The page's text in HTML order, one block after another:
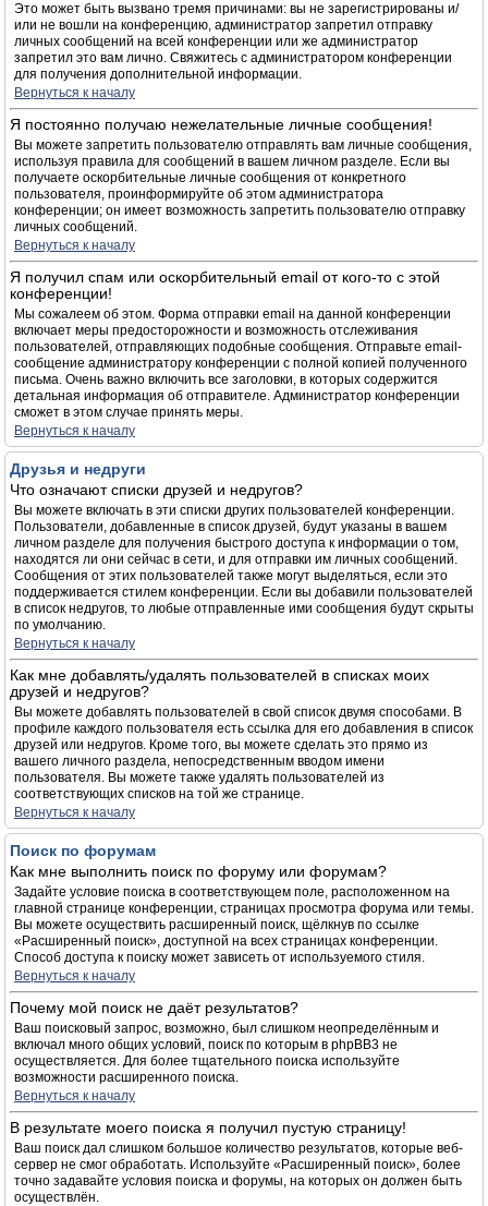
Это может быть вызвано тремя причинами: вы не зарегистрированы и/
или не вошли на конференцию, администратор запретил отправку
личных сообщений на всей конференции или же администратор
запретил это вам лично. Свяжитесь с администратором конференции
для получения дополнительной информации.
Вернуться к началу
Я постоянно получаю нежелательные личные сообщения!
Вы можете запретить пользователю отправлять вам личные сообщения,
используя правила для сообщений в вашем личном разделе. Если вы
получаете оскорбительные личные сообщения от конкретного
пользователя, проинформируйте об этом администратора
конференции; он имеет возможность запретить пользователю отправку
личных сообщений.
Вернуться к началу
Я получил спам или оскорбительный email от кого-то с этой
конференции!
Мы сожалеем об этом. Форма отправки email на данной конференции
включает меры предосторожности и возможность отслеживания
пользователей, отправляющих подобные сообщения. Отправьте email-
сообщение администратору конференции с полной копией полученного
письма. Очень важно включить все заголовки, в которых содержится
детальная информация об отправителе. Администратор конференции
сможет в этом случае принять меры.
Вернуться к началу
Друзья и недруги
Что означают списки друзей и недругов?
Вы можете включать в эти списки других пользователей конференции.
Пользователи, добавленные в список друзей, будут указаны в вашем
личном разделе для получения быстрого доступа к информации о том,
находятся ли они сейчас в сети, и для отправки им личных сообщений.
Сообщения от этих пользователей также могут выделяться, если это
поддерживается стилем конференции. Если вы добавили пользователей
в список недругов, то любые отправленные ими сообщения будут скрыты
по умолчанию.
Вернуться к началу
Как мне добавлять/удалять пользователей в списках моих
друзей и недругов?
Вы можете добавлять пользователей в свой список двумя способами. В
профиле каждого пользователя есть ссылка для его добавления в список
друзей или недругов. Кроме того, вы можете сделать это прямо из
вашего личного раздела, непосредственным вводом имени
пользователя. Вы можете также удалять пользователей из
соответствующих списков на той же странице.
Вернуться к началу
Поиск по форумам
Как мне выполнить поиск по форуму или форумам?
Задайте условие поиска в соответствующем поле, расположенном на
главной странице конференции, страницах просмотра форума или темы.
Вы можете осуществить расширенный поиск, щёлкнув по ссылке
«Расширенный поиск», доступной на всех страницах конференции.
Способ доступа к поиску может зависеть от используемого стиля.
Вернуться к началу
Почему мой поиск не даёт результатов?
Ваш поисковый запрос, возможно, был слишком неопределённым и
включал много общих условий, поиск по которым в phpBB3 не
осуществляется. Для более тщательного поиска используйте
возможности расширенного поиска.
Вернуться к началу
В результате моего поиска я получил пустую страницу!
Ваш поиск дал слишком большое количество результатов, которые веб-
сервер не смог обработать. Используйте «Расширенный поиск», более
точно задавайте условия поиска и форумы, на которых он должен быть
осуществлён.